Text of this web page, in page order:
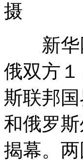
摄
新华网
俄双方
斯联邦
和俄罗
揭幕。